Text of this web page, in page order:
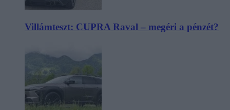
Villámteszt: CUPRA Raval – megéri a pénzét?